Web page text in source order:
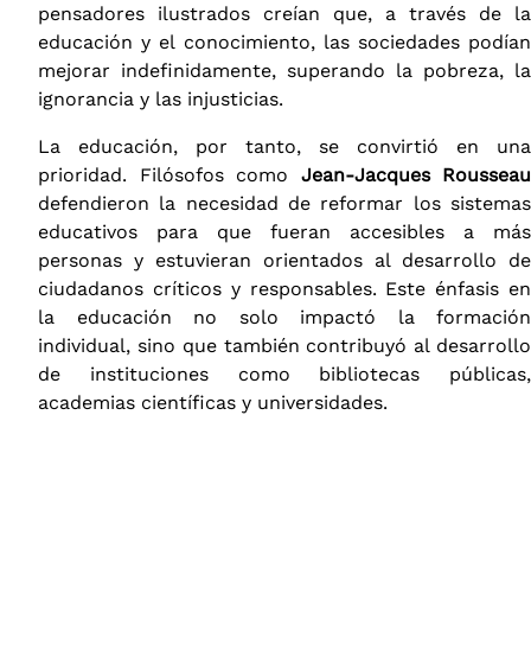
pensadores ilustrados creían que, a través de la
educación y el conocimiento, las sociedades podían
mejorar indefinidamente, superando la pobreza, la
ignorancia y las injusticias.
La educación, por tanto, se convirtió en una
prioridad. Filósofos como Jean-Jacques Rousseau
defendieron la necesidad de reformar los sistemas
educativos para que fueran accesibles a más
personas y estuvieran orientados al desarrollo de
ciudadanos críticos y responsables. Este énfasis en
la educación no solo impactó la formación
individual, sino que también contribuyó al desarrollo
de instituciones como bibliotecas públicas,
academias científicas y universidades.